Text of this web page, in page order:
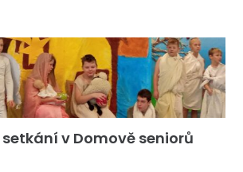
v Domově seniorů